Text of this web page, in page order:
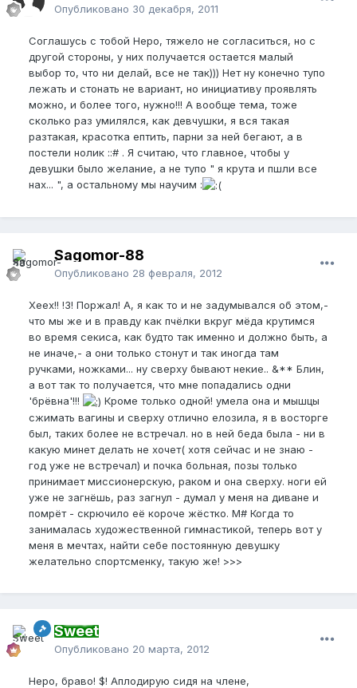
Опубликовано 30 декабря, 2011
Соглашусь с тобой Неро, тяжело не согласиться, но с
другой стороны, у них получается остается малый
выбор то, что ни делай, все не так))) Нет ну конечно тупо
лежать и стонать не вариант, но инициативу проявлять
можно, и более того, нужно!!! А вообще тема, тоже
сколько раз умилялся, как девчушки, я вся такая
разтакая, красотка ептить, парни за ней бегают, а в
постели нолик ::# . Я считаю, что главное, чтобы у
девушки было желание, а не тупо " я крута и пшли все
нах... ", а остальному мы научим :
Sagomor-88
Опубликовано 28 февраля, 2012
Хеех!! !3! Поржал! А, я как то и не задумывался об этом,-
что мы же и в правду как пчёлки вкруг мёда крутимся
во время секиса, как будто так именно и должно быть, а
не иначе,- а они только стонут и так иногда там
ручками, ножками... ну сверху бывают некие.. &** Блин,
а вот так то получается, что мне попадались одни
'брёвна'!!!
Кроме только одной! умела она и мышцы
сжимать вагины и сверху отлично елозила, я в восторге
был, таких более не встречал. но в ней беда была - ни в
какую минет делать не хочет( хотя сейчас и не знаю -
год уже не встречал) и почка больная, позы только
принимает миссионерскую, раком и она сверху. ноги ей
уже не загнёшь, раз загнул - думал у меня на диване и
помрёт - скрючило её короче жёстко. M# Когда то
занималась художественной гимнастикой, теперь вот у
меня в мечтах, найти себе постоянную девушку
желательно спортсменку, такую же! >>>
Sweet
Опубликовано 20 марта, 2012
Неро, браво! $! Аплодирую сидя на члене,